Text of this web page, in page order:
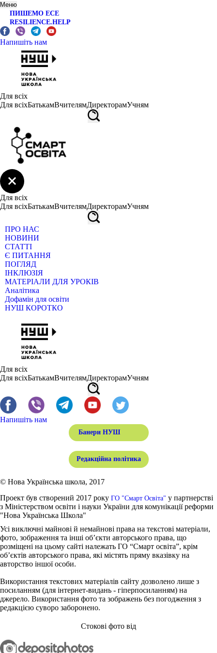
Меню
ПИШЕМО ЕСЕ
RESILIENCE.HELP
Напишіть нам
Для всіх
Для всіхБатькамВчителямДиректорамУчням
Для всіх
Для всіхБатькамВчителямДиректорамУчням
ПРО НАС
НОВИНИ
СТАТТІ
Є ПИТАННЯ
ПОГЛЯД
ІНКЛЮЗІЯ
МАТЕРІАЛИ ДЛЯ УРОКІВ
Аналітика
Дофамін для освіти
НУШ КОРОТКО
Для всіх
Для всіхБатькамВчителямДиректорамУчням
Напишіть нам
Банери НУШ
Редакційна політика
© Нова Українська школа, 2017
Проект був створений 2017 року ГО "Смарт Освіта" у партнерстві
з Міністерством освіти і науки України для комунікації реформи
"Нова Українська Школа"
Усі виключні майнові й немайнові права на текстові матеріали,
фото, зображення та інші об’єкти авторського права, що
розміщені на цьому сайті належать ГО “Смарт освіта”, крім
об’єктів авторського права, які містять пряму вказівку на
авторство іншої особи.
Використання текстових матеріалів сайту дозволено лише з
посиланням (для інтернет-видань - гіперпосиланням) на
джерело. Використання фото та зображень без погодження з
редакцією суворо заборонено.
Стокові фото від